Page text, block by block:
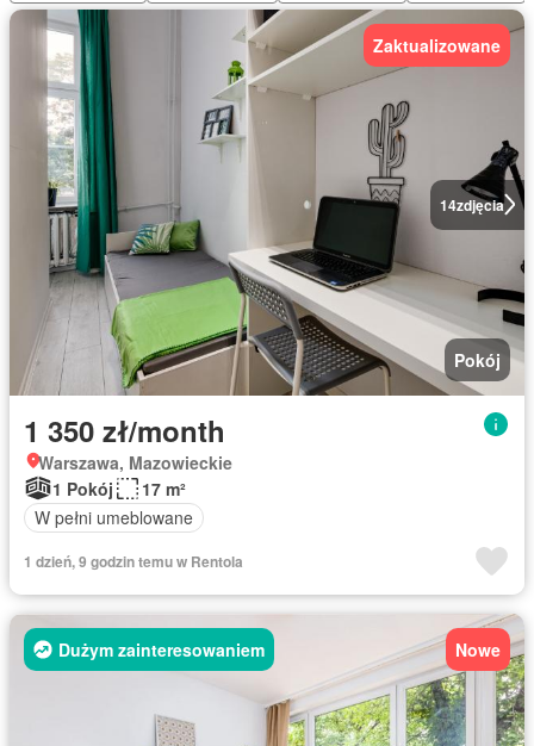
14zdjęcia
Zaktualizowane
Pokój
1 350 zł/month
Warszawa, Mazowieckie
1 Pokój
17 m²
W pełni umeblowane
1 dzień, 9 godzin temu w Rentola
Dużym zainteresowaniem Nowe